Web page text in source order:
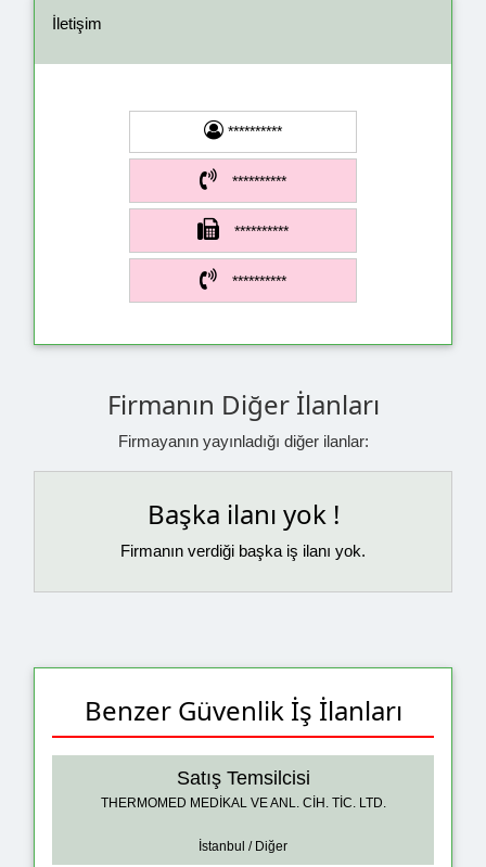
İletişim
**********
**********
**********
**********
Firmanın Diğer İlanları
Firmayanın yayınladığı diğer ilanlar:
Başka ilanı yok !
Firmanın verdiği başka iş ilanı yok.
Benzer Güvenlik İş İlanları
Satış Temsilcisi
THERMOMED MEDİKAL VE ANL. CİH. TİC. LTD.
İstanbul / Diğer